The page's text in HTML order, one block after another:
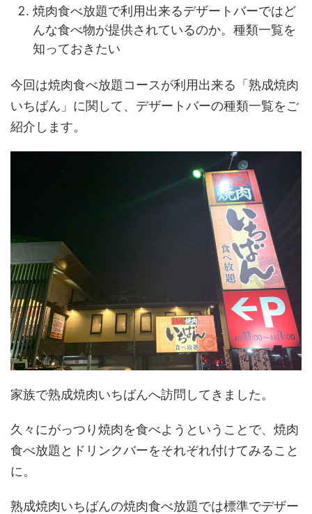
焼肉食べ放題で利用出来るデザートバーではど
んな食べ物が提供されているのか。種類一覧を
知っておきたい
今回は焼肉食べ放題コースが利用出来る「熟成焼肉
いちばん」に関して、デザートバーの種類一覧をご
紹介します。
家族で熟成焼肉いちばんへ訪問してきました。
久々にがっつり焼肉を食べようということで、焼肉
食べ放題とドリンクバーをそれぞれ付けてみること
に。
熟成焼肉いちばんの焼肉食べ放題では標準でデザー